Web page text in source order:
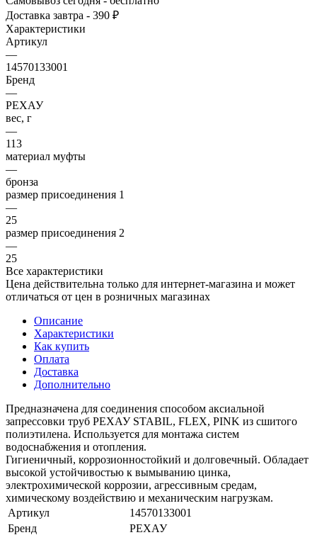
Доставка завтра - 390 ₽
Характеристики
Артикул
—
14570133001
Бренд
—
РЕХАУ
вес, г
—
113
материал муфты
—
бронза
размер присоединения 1
—
25
размер присоединения 2
—
25
Все характеристики
Цена действительна только для интернет-магазина и может
отличаться от цен в розничных магазинах
Описание
Характеристики
Как купить
Оплата
Доставка
Дополнительно
Предназначена для соединения способом аксиальной
запрессовки труб РЕХАУ STABIL, FLEX, PINK из сшитого
полиэтилена. Используется для монтажа систем
водоснабжения и отопления.
Гигиеничный, коррозионностойкий и долговечный. Обладает
высокой устойчивостью к вымыванию цинка,
электрохимической коррозии, агрессивным средам,
химическому воздействию и механическим нагрузкам.
Артикул
14570133001
Бренд
РЕХАУ